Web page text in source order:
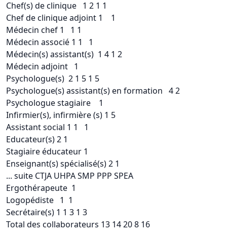
Chef(s) de clinique 1 2 1 1
Chef de clinique adjoint 1 1
Médecin chef 1 1 1
Médecin associé 1 1 1
Médecin(s) assistant(s) 1 4 1 2
Médecin adjoint 1
Psychologue(s) 2 1 5 1 5
Psychologue(s) assistant(s) en formation 4 2
Psychologue stagiaire 1
Infirmier(s), infirmière (s) 1 5
Assistant social 1 1 1
Educateur(s) 2 1
Stagiaire éducateur 1
Enseignant(s) spécialisé(s) 2 1
... suite CTJA UHPA SMP PPP SPEA
Ergothérapeute 1
Logopédiste 1 1
Secrétaire(s) 1 1 3 1 3
Total des collaborateurs 13 14 20 8 16